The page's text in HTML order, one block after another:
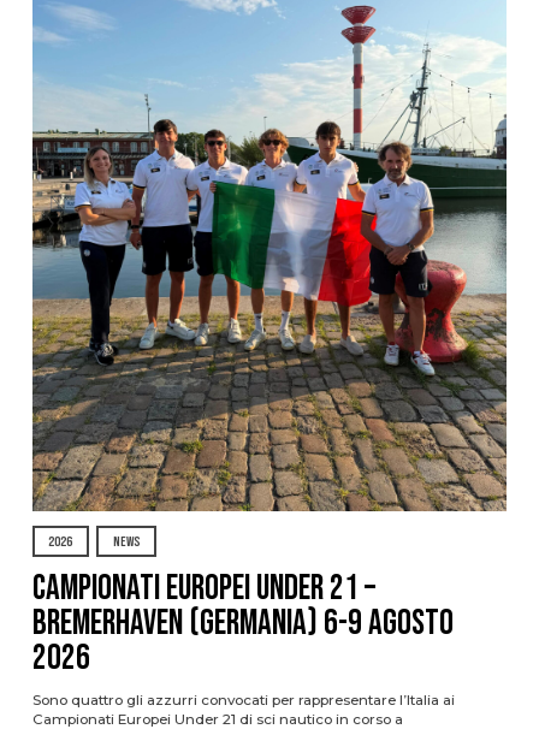
2026 NEWS
Campionati Europei Under 21 –
Bremerhaven (Germania) 6-9 agosto
2026
Sono quattro gli azzurri convocati per rappresentare l’Italia ai
Campionati Europei Under 21 di sci nautico in corso a